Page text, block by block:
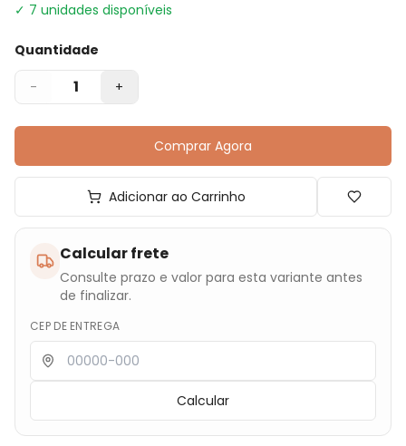
✓ 7 unidades disponíveis
Quantidade
- 1 +
Comprar Agora
Adicionar ao Carrinho
Calcular frete
Consulte prazo e valor para esta variante antes
de finalizar.
CEP DE ENTREGA
Calcular